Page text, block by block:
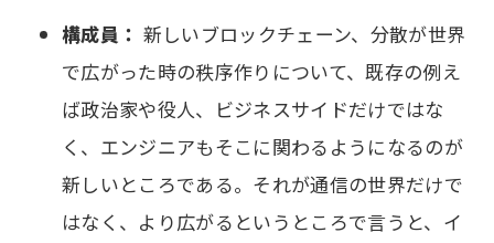
構成員： 新しいブロックチェーン、分散が世界
で広がった時の秩序作りについて、既存の例え
ば政治家や役人、ビジネスサイドだけではな
く、エンジニアもそこに関わるようになるのが
新しいところである。それが通信の世界だけで
はなく、より広がるというところで言うと、イ